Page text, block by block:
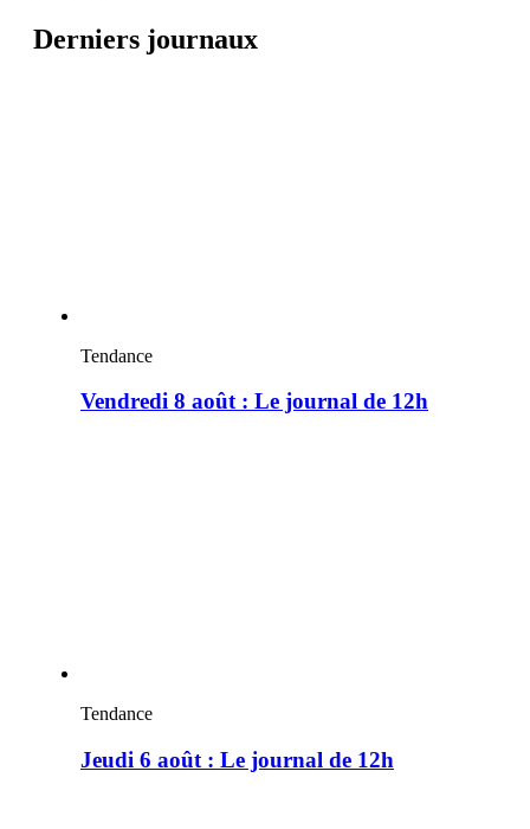
Derniers journaux
Tendance
Vendredi 8 août : Le journal de 12h
Tendance
Jeudi 6 août : Le journal de 12h